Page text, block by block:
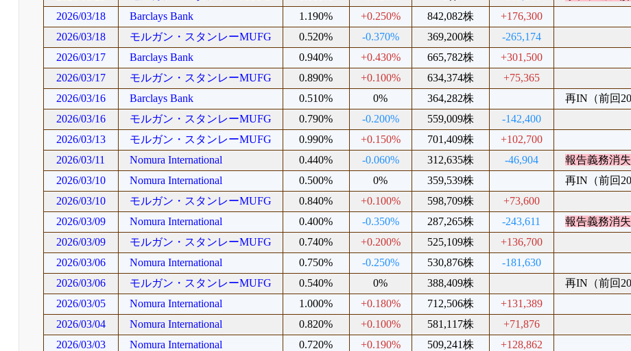
2026/03/18
Barclays Bank 1.190% +0.250% 842,082株
+176,300
2026/03/18
モルガン・スタンレーMUFG 0.520% -0.370% 369,200株
-265,174
2026/03/17
Barclays Bank 0.940% +0.430% 665,782株
+301,500
2026/03/17
モルガン・スタンレーMUFG 0.890% +0.100% 634,374株
+75,365
2026/03/16
Barclays Bank 0.510% 0% 364,282株
再IN（前回
2026/03/16
モルガン・スタンレーMUFG 0.790% -0.200% 559,009株
-142,400
2026/03/13
モルガン・スタンレーMUFG 0.990% +0.150% 701,409株
+102,700
2026/03/11
Nomura International 0.440% -0.060% 312,635株 -46,904
報告義務消失
2026/03/10
Nomura International 0.500% 0% 359,539株
再IN（前回
2026/03/10
モルガン・スタンレーMUFG 0.840% +0.100% 598,709株
+73,600
2026/03/09
Nomura International 0.400% -0.350% 287,265株 -243,611
報告義務消失
2026/03/09
モルガン・スタンレーMUFG 0.740% +0.200% 525,109株
+136,700
2026/03/06
Nomura International 0.750% -0.250% 530,876株
-181,630
2026/03/06
モルガン・スタンレーMUFG 0.540% 0% 388,409株
再IN（前回
2026/03/05
Nomura International 1.000% +0.180% 712,506株
+131,389
2026/03/04
Nomura International 0.820% +0.100% 581,117株
+71,876
2026/03/03
Nomura International 0.720% +0.190% 509,241株
+128,862